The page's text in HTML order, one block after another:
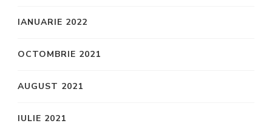
IANUARIE 2022
OCTOMBRIE 2021
AUGUST 2021
IULIE 2021